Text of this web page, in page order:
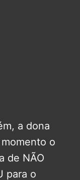
a dona
o
de NÃO
para o